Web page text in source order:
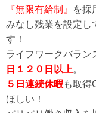
『無限有給制』
を採
みなし残業を設定し
す！
ライフワークバラン
日１２０日以上。
５日連続休暇も取得
ほしい！